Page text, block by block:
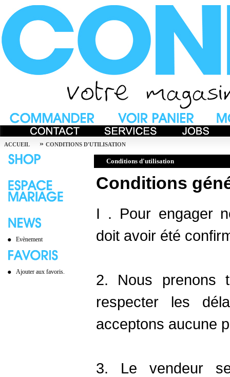
ACCUEIL » CONDITIONS D'UTILISATION
Evènement
Ajouter aux favoris.
Conditions d'utilisation
Conditions
I . Pour engager
doit avoir été
2. Nous prenons
respecter les
acceptons aucune
3. Le vendeur